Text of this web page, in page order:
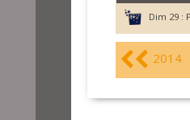
Dim 29 :
2014